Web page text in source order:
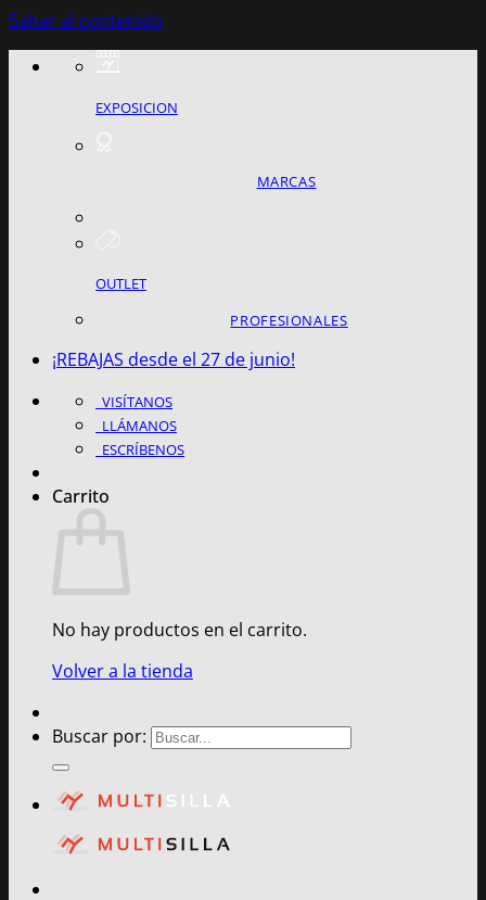
Saltar al contenido
EXPOSICION
MARCAS
OUTLET
PROFESIONALES
¡REBAJAS desde el 27 de junio!
VISÍTANOS
LLÁMANOS
ESCRÍBENOS
Carrito
No hay productos en el carrito.
Volver a la tienda
Buscar por: